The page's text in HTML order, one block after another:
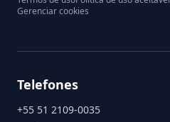
Gerenciar cookies
Telefones
+55 51 2109-0035